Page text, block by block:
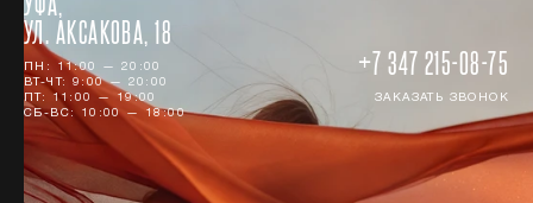
УЛ. АКСАКОВА, 18
ПН: 11:00 — 20:00
ВТ-ЧТ: 9:00 — 20:00
ПТ: 11:00 — 19:00
СБ-ВС: 10:00 — 18:00
+7 347 215-08-75
ЗАКАЗАТЬ ЗВОНОК